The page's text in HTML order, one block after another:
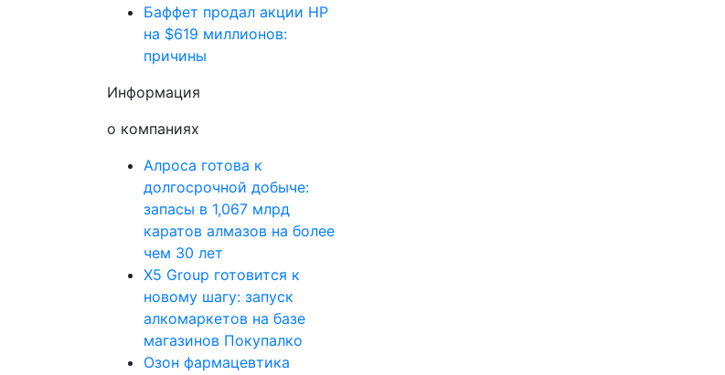
Баффет продал акции HP
на $619 миллионов:
причины
Информация
о компаниях
Алроса готова к
долгосрочной добыче:
запасы в 1,067 млрд
каратов алмазов на более
чем 30 лет
X5 Group готовится к
новому шагу: запуск
алкомаркетов на базе
магазинов Покупалко
Озон фармацевтика